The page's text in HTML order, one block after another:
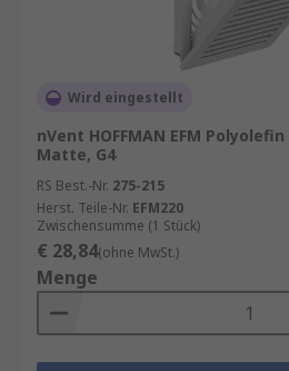
Wird eingestellt
nVent HOFFMAN EFM
Matte, G4
RS Best.-Nr. 275-215
Herst. Teile-Nr. EFM220
Zwischensumme (1 Stück)
€ 28,84(ohne MwSt.)
Menge